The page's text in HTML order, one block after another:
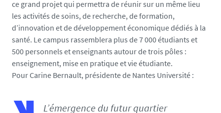
ce grand projet qui permettra de réunir sur un même lieu
les activités de soins, de recherche, de formation,
d’innovation et de développement économique dédiés à la
santé. Le campus rassemblera plus de 7 000 étudiants et
500 personnels et enseignants autour de trois pôles :
enseignement, mise en pratique et vie étudiante.
Pour Carine Bernault, présidente de Nantes Université :
L’émergence du futur quartier